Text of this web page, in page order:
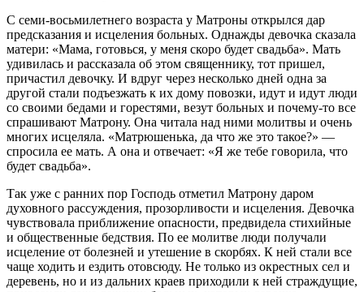
С семи-восьмилетнего возраста у Матроны открылся дар
предсказания и исцеления больных. Однажды девочка сказала
матери: «Мама, готовься, у меня скоро будет свадьба». Мать
удивилась и рассказала об этом священнику, тот пришел,
причастил девочку. И вдруг через несколько дней одна за
другой стали подъезжать к их дому повозки, идут и идут люди
со своими бедами и горестями, везут больных и почему-то все
спрашивают Матрону. Она читала над ними молитвы и очень
многих исцеляла. «Матрюшенька, да что же это такое?» —
спросила ее мать. А она и отвечает: «Я же тебе говорила, что
будет свадьба».
Так уже с ранних пор Господь отметил Матрону даром
духовного рассуждения, прозорливости и исцеления. Девочка
чувствовала приближение опасности, предвидела стихийные
и общественные бедствия. По ее молитве люди получали
исцеление от болезней и утешение в скорбях. К ней стали все
чаще ходить и ездить отовсюду. Не только из окрестных сел и
деревень, но и из дальних краев приходили к ней страждущие,